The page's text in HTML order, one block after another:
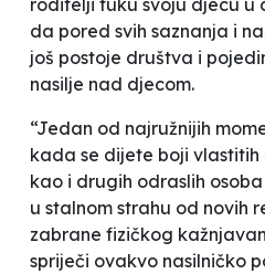
roditelji tuku svoju djecu u
da pored svih saznanja i
još postoje društva i
nasilje nad djecom.
“Jedan od najružnijih
kada se dijete boji
kao i drugih odraslih
u stalnom strahu od novih
zabrane fizičkog
spriječi ovakvo nasilničko